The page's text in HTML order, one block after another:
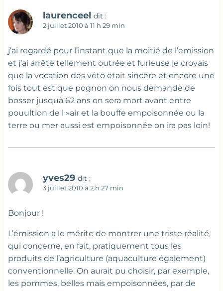
laurenceel dit :
2 juillet 2010 à 11 h 29 min
j’ai regardé pour l’instant que la moitié de l’emission
et j’ai arrêté tellement outrée et furieuse je croyais
que la vocation des véto etait sincère et encore une
fois tout est que pognon on nous demande de
bosser jusquà 62 ans on sera mort avant entre
pouultion de l »air et la bouffe empoisonnée ou la
terre ou mer aussi est empoisonnée on ira pas loin!
yves29 dit :
3 juillet 2010 à 2 h 27 min
Bonjour !
L’émission a le mérite de montrer une triste réalité,
qui concerne, en fait, pratiquement tous les
produits de l’agriculture (aquaculture également)
conventionnelle. On aurait pu choisir, par exemple,
les pommes, belles mais empoisonnées, par de